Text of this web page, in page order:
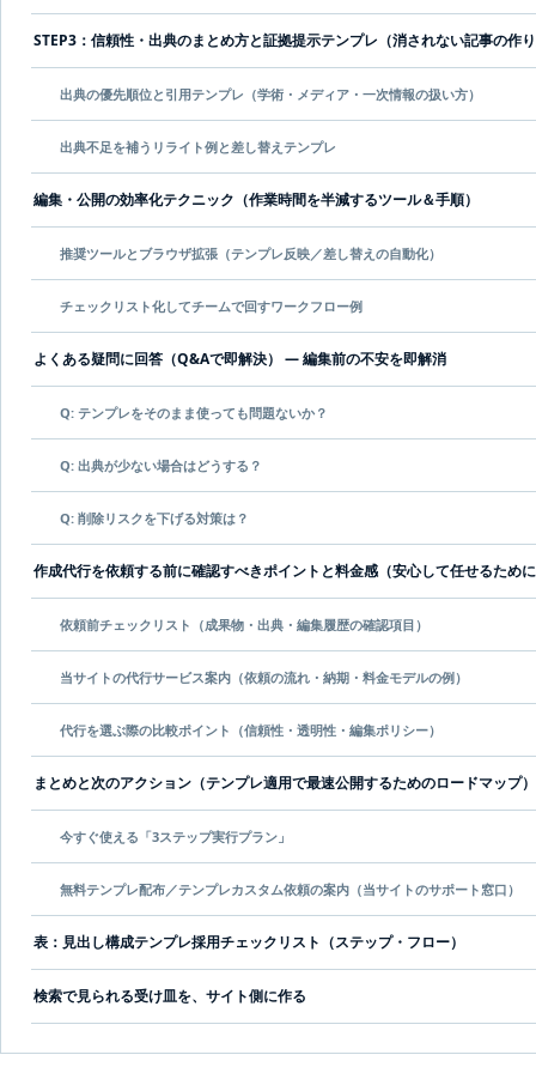
STEP3：信頼性・出典のまとめ方と証拠提示テンプレ（消されない記事の作
出典の優先順位と引用テンプレ（学術・メディア・一次情報の扱い方）
出典不足を補うリライト例と差し替えテンプレ
編集・公開の効率化テクニック（作業時間を半減するツール＆手順）
推奨ツールとブラウザ拡張（テンプレ反映／差し替えの自動化）
チェックリスト化してチームで回すワークフロー例
よくある疑問に回答（Q&Aで即解決） — 編集前の不安を即解消
Q: テンプレをそのまま使っても問題ないか？
Q: 出典が少ない場合はどうする？
Q: 削除リスクを下げる対策は？
作成代行を依頼する前に確認すべきポイントと料金感（安心して任せるため
依頼前チェックリスト（成果物・出典・編集履歴の確認項目）
当サイトの代行サービス案内（依頼の流れ・納期・料金モデルの例）
代行を選ぶ際の比較ポイント（信頼性・透明性・編集ポリシー）
まとめと次のアクション（テンプレ適用で最速公開するためのロードマップ）
今すぐ使える「3ステップ実行プラン」
無料テンプレ配布／テンプレカスタム依頼の案内（当サイトのサポート窓口）
表：見出し構成テンプレ採用チェックリスト（ステップ・フロー）
検索で見られる受け皿を、サイト側に作る